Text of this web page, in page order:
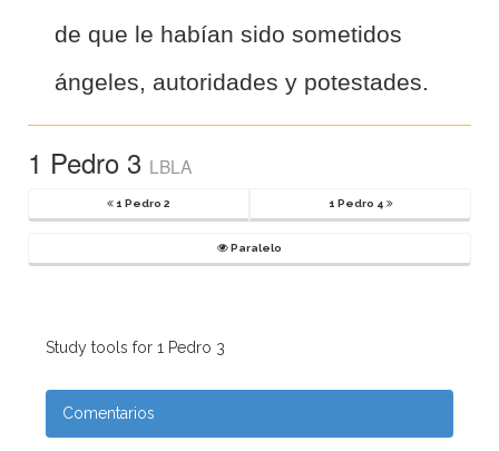
de que le habían sido sometidos
ángeles, autoridades y potestades.
1 Pedro 3 LBLA
1 Pedro 2 1 Pedro 4
Paralelo
Study tools for 1 Pedro 3
Comentarios